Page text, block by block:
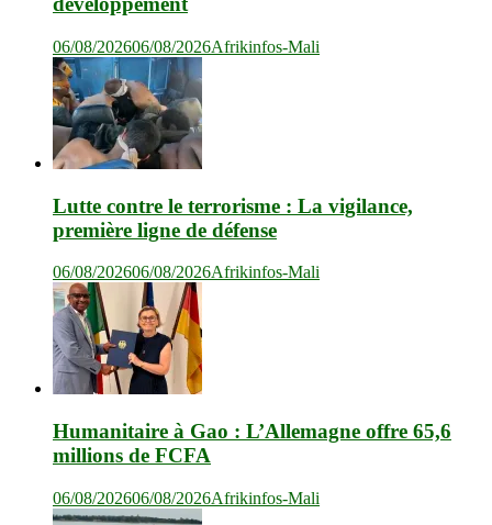
06/08/202606/08/2026Afrikinfos-Mali
Lutte contre le terrorisme : La vigilance,
première ligne de défense
06/08/202606/08/2026Afrikinfos-Mali
Humanitaire à Gao : L’Allemagne offre 65,6
millions de FCFA
06/08/202606/08/2026Afrikinfos-Mali